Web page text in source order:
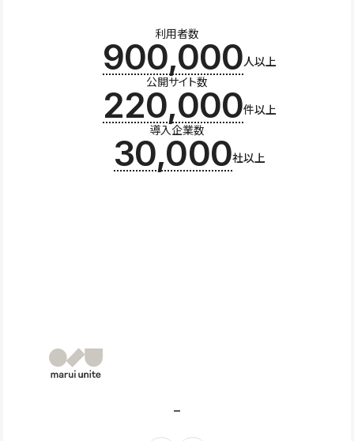
利用者数
900,000人以上
公開サイト数
220,000件以上
導入企業数
30,000社以上